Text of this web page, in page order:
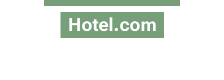
Hotel.com